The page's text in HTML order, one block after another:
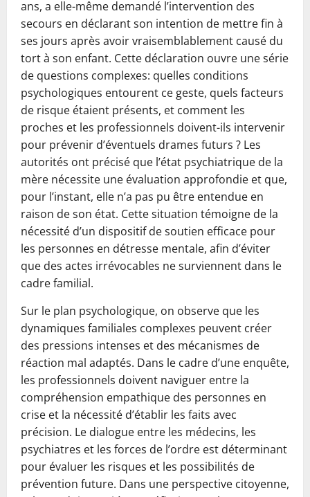
ans, a elle-même demandé l’intervention des
secours en déclarant son intention de mettre fin à
ses jours après avoir vraisemblablement causé du
tort à son enfant. Cette déclaration ouvre une série
de questions complexes: quelles conditions
psychologiques entourent ce geste, quels facteurs
de risque étaient présents, et comment les
proches et les professionnels doivent-ils intervenir
pour prévenir d’éventuels drames futurs ? Les
autorités ont précisé que l’état psychiatrique de la
mère nécessite une évaluation approfondie et que,
pour l’instant, elle n’a pas pu être entendue en
raison de son état. Cette situation témoigne de la
nécessité d’un dispositif de soutien efficace pour
les personnes en détresse mentale, afin d’éviter
que des actes irrévocables ne surviennent dans le
cadre familial.
Sur le plan psychologique, on observe que les
dynamiques familiales complexes peuvent créer
des pressions intenses et des mécanismes de
réaction mal adaptés. Dans le cadre d’une enquête,
les professionnels doivent naviguer entre la
compréhension empathique des personnes en
crise et la nécessité d’établir les faits avec
précision. Le dialogue entre les médecins, les
psychiatres et les forces de l’ordre est déterminant
pour évaluer les risques et les possibilités de
prévention future. Dans une perspective citoyenne,